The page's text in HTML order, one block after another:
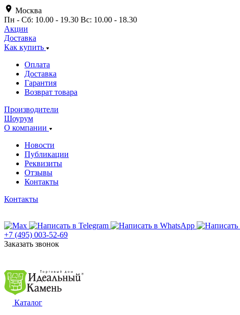
Москва
Пн - Сб: 10.00 - 19.30 Вс: 10.00 - 18.30
Акции
Доставка
Как купить
Оплата
Доставка
Гарантия
Возврат товара
Производители
Шоурум
О компании
Новости
Публикации
Реквизиты
Отзывы
Контакты
Контакты
+7 (495) 003-52-69
Заказать звонок
Каталог